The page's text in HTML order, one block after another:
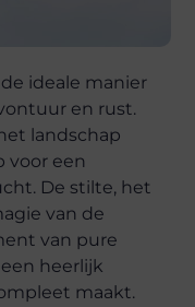
ideale manier
en rust.
landschap
voor een
De stilte, het
van de
van pure
heerlijk
maakt.